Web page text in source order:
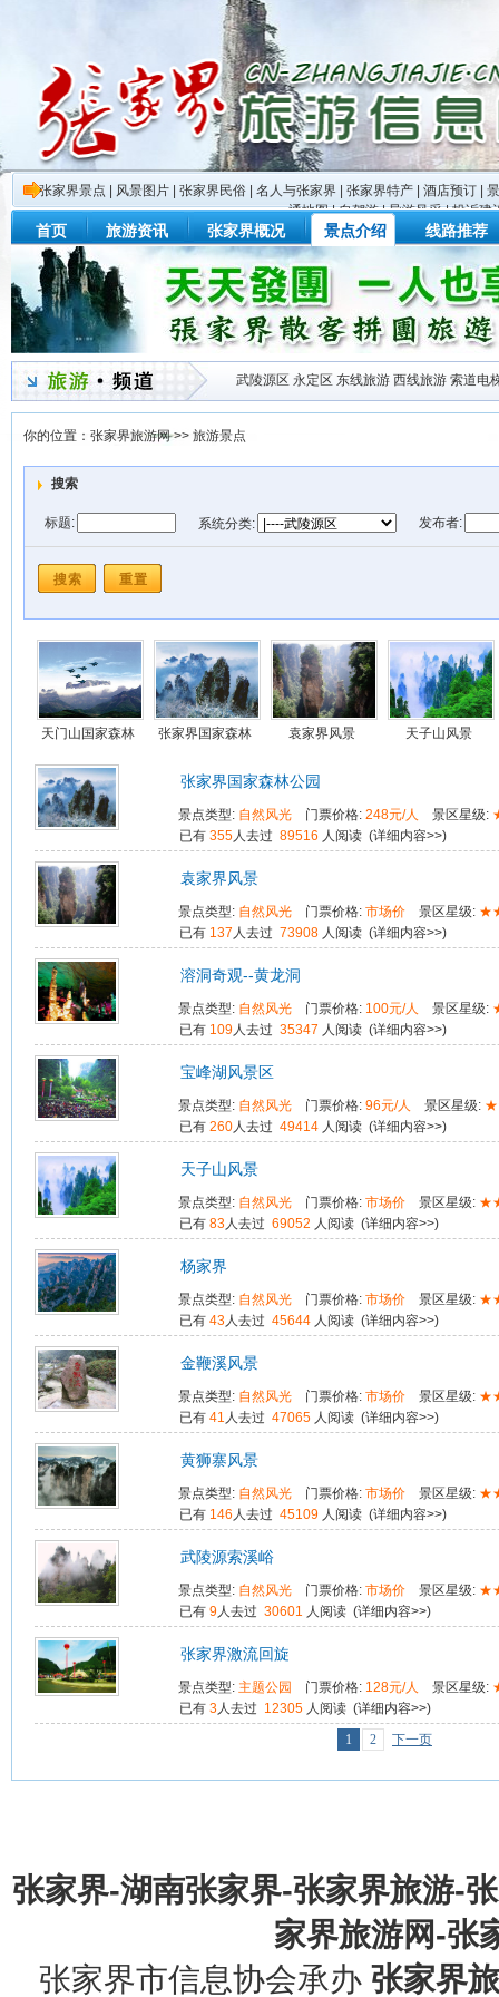
张家界景点 风景图片 张家界民俗 名人与张家界 张家界特产 酒店预订
通地图|自驾游|导游风采|投诉建
首页 旅游资讯 张家界概况 景点介绍 线路推荐
武陵源区 永定区 东线旅游 西线旅游 索道电
你的位置： 张家界旅游网>> 旅游景点
搜索
标题: 系统分类: 发布者:
发布时间: 从
天门山国家森林
公园
张家界国家森林
袁家界风景 天子山风景
张家界国家森林公园
景点类型: 自然风光 门票价格:248元/人 景区星级:
已有355人去过89516 人阅读 (详细内容>>)
袁家界风景
景点类型: 自然风光 门票价格:市场价 景区星级:
已有 137 人去过73908 人阅读 (详细内容>>)
溶洞奇观--黄龙洞
景点类型: 自然风光 门票价格: 100元/人 景区星级:
已有 109人去过35347 人阅读 (详细内容>>)
宝峰湖风景区
景点类型: 自然风光 门票价格:96元/人 景区星级:
已有260人去过49414 人阅读 (详细内容>>)
天子山风景
景点类型: 自然风光 门票价格:市场价 景区星级:
已有83人去过69052 人阅读 (详细内容>>)
杨家界
景点类型: 自然风光 门票价格:市场价 景区星级:
已有43人去过45644 人阅读 (详细内容>>)
金鞭溪风景
景点类型: 自然风光 门票价格:市场价 景区星级:
已有41 人去过47065 人阅读 (详细内容>>)
黄狮寨风景
景点类型: 自然风光 门票价格:市场价 景区星级:
已有 146 人去过45109 人阅读 (详细内容>>)
武陵源索溪峪
景点类型: 自然风光 门票价格:市场价 景区星级:
已有9人去过30601 人阅读 (详细内容>>)
张家界激流回旋
景点类型: 主题公园 门票价格: 128元/人 景区星级:
已有3人去过 12305 人阅读 (详细内容>>)
1
2 下一页
张家界-湖南张家界-张家界旅游-
家界旅游网-张
张家界市信息协会承办 张家界